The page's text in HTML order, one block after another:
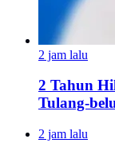
2 jam lalu
2 Tahun
Tulang-
2 jam lalu